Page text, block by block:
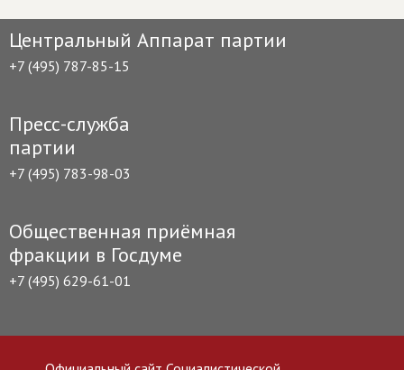
Центральный Аппарат партии
+7 (495) 787-85-15
Пресс-служба
партии
+7 (495) 783-98-03
Общественная приёмная
фракции в Госдуме
+7 (495) 629-61-01